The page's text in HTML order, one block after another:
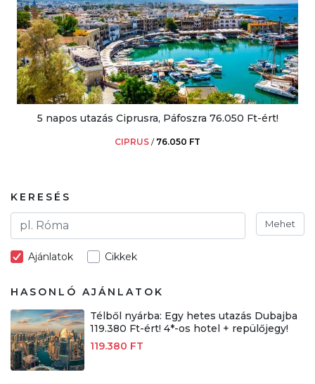
5 napos utazás Ciprusra, Páfoszra 76.050 Ft-ért!
CIPRUS / 76.050 FT
KERESÉS
Mehet
Ajánlatok Cikkek
HASONLÓ AJÁNLATOK
Télből nyárba: Egy hetes utazás Dubajba
119.380 Ft-ért! 4*-os hotel + repülőjegy!
119.380 FT